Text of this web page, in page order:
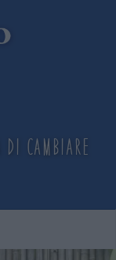
di cambiare